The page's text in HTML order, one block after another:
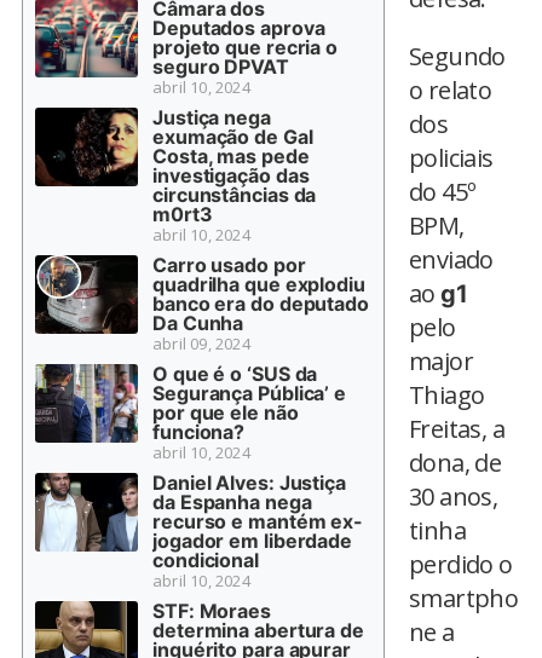
Câmara dos
Deputados aprova
projeto que recria o
seguro DPVAT
abril 10, 2024
Justiça nega
exumação de Gal
Costa, mas pede
investigação das
circunstâncias da
m0rt3
abril 10, 2024
Carro usado por
quadrilha que explodiu
banco era do deputado
Da Cunha
abril 09, 2024
O que é o ‘SUS da
Segurança Pública’ e
por que ele não
funciona?
abril 10, 2024
Daniel Alves: Justiça
da Espanha nega
recurso e mantém ex-
jogador em liberdade
condicional
abril 10, 2024
STF: Moraes
determina abertura de
inquérito para apurar
Segundo
o relato
dos
policiais
do 45º
BPM,
enviado
aog1
pelo
major
Thiago
Freitas, a
dona, de
30 anos,
tinha
perdido o
smartpho
ne a